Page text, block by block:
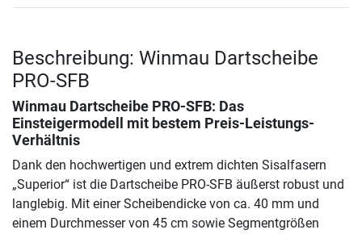
Beschreibung: Winmau Dartscheibe
PRO-SFB
Winmau Dartscheibe PRO-SFB: Das
Einsteigermodell mit bestem Preis-Leistungs-
Verhältnis
Dank den hochwertigen und extrem dichten Sisalfasern
„Superior“ ist die Dartscheibe PRO-SFB äußerst robust und
langlebig. Mit einer Scheibendicke von ca. 40 mm und
einem Durchmesser von 45 cm sowie Segmentgrößen